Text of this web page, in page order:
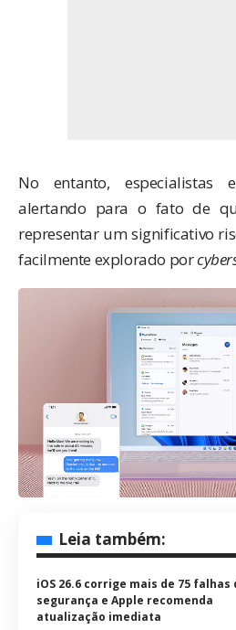
No entanto, especialistas
alertando para o fato de
representar um significativo
facilmente explorado por
Leia também:
iOS 26.6 corrige mais de 75 falhas
segurança e Apple recomenda
atualização imediata